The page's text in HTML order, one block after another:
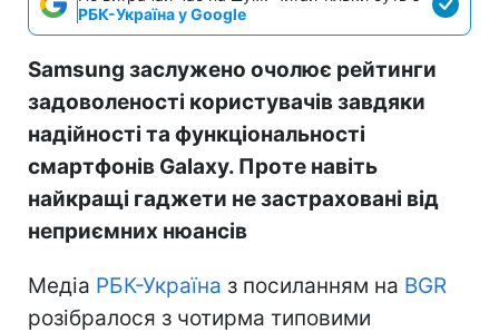
РБК-Україна у Google
Samsung заслужено очолює рейтинги
задоволеності користувачів завдяки
надійності та функціональності
смартфонів Galaxy. Проте навіть
найкращі гаджети не застраховані від
неприємних нюансів
Медіа РБК-Україна з посиланням на BGR
розібралося з чотирма типовими